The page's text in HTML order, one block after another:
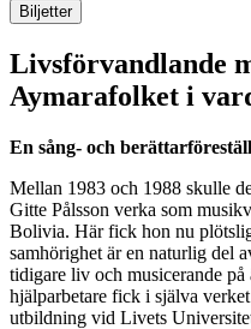
Biljetter
Livsförvandlande
Aymarafolket i
En sång- och
Mellan 1983 och 1988 skulle
Gitte Pålsson verka som
Bolivia. Här fick hon nu
samhörighet är en naturlig del
tidigare liv och musicerande
hjälparbetare fick i själva
utbildning vid Livets